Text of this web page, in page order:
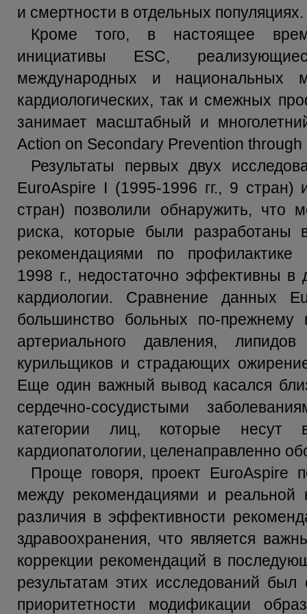
и смертности в отдельных популяциях.
Кроме того, в настоящее
инициативы ESC,
международных и национальных
кардиологических, так и смежных
занимает масштабный и
Action on Secondary Prevention
Результаты первых двух
EuroAspire I (1995-1996 гг., 9 стран)
стран) позволили обнаружить, что
риска, которые были разработаны
рекомендациями по профилактике
1998 г., недостаточно эффективны в
кардиологии. Сравнение данных
большинство больных по-прежнему
артериального давления,
курильщиков и страдающих
Еще один важный вывод касался
сердечно-сосудистыми
категории лиц, которые несут
кардиопатологии, целенаправленно
Проще говоря, проект EuroAspire
между рекомендациями и реальной
различия в эффективности
здравоохранения, что является
коррекции рекомендаций в
результатам этих исследований
приоритетности модификации